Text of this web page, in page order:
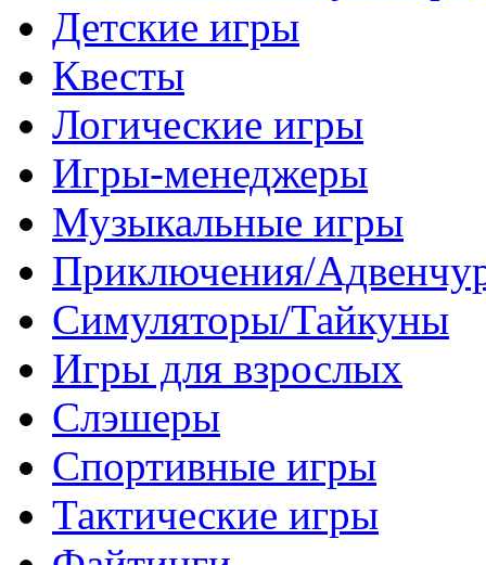
Детские игры
Квесты
Логические игры
Игры-менеджеры
Музыкальные игры
Приключения/
Симуляторы/Тайкуны
Игры для взрослых
Слэшеры
Спортивные игры
Тактические игры